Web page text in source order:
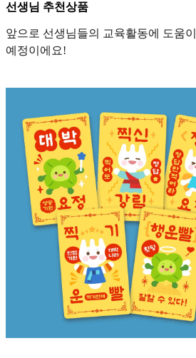
선생님 추천상품
앞으로 선생님들의 교육활동에 도움
예정이에요!